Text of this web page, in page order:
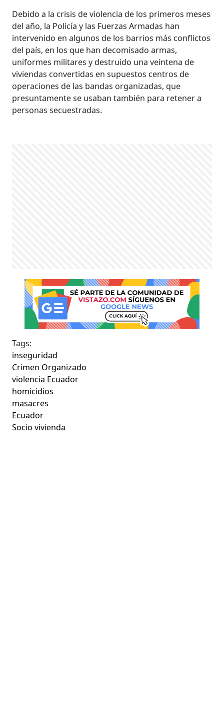
Debido a la crisis de violencia de los primeros meses
del año, la Policía y las Fuerzas Armadas han
intervenido en algunos de los barrios más conflictos
del país, en los que han decomisado armas,
uniformes militares y destruido una veintena de
viviendas convertidas en supuestos centros de
operaciones de las bandas organizadas, que
presuntamente se usaban también para retener a
personas secuestradas.
Tags:
inseguridad
Crimen Organizado
violencia Ecuador
homicidios
masacres
Ecuador
Socio vivienda